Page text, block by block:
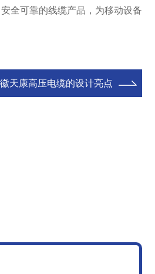
全可靠的线缆产品，为移动设备
天康高压电缆的设计亮点